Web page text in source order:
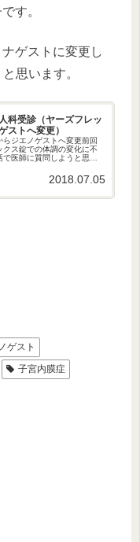
す。
ゲストに変更し
思います。
科受診（ヤーズフレッ
ストへ変更）
らジエノゲストへ変更前回
クス錠での体調の変化に不
医師に質問しようと思っ
すのでご来院ください」と
をして再度受...2018.07.05
ゲスト
子宮内膜症